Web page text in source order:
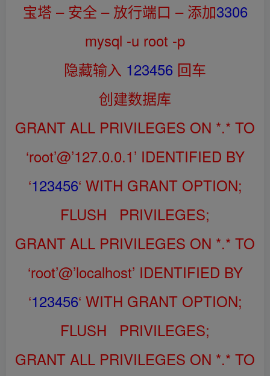
宝塔 – 安全 – 放行端口 – 添加3306
mysql -u root -p
隐藏输入 123456 回车
创建数据库
GRANT ALL PRIVILEGES ON *.* TO
‘root’@’127.0.0.1’ IDENTIFIED BY
‘123456‘ WITH GRANT OPTION;
FLUSH PRIVILEGES;
GRANT ALL PRIVILEGES ON *.* TO
‘root’@’localhost’ IDENTIFIED BY
‘123456‘ WITH GRANT OPTION;
FLUSH PRIVILEGES;
GRANT ALL PRIVILEGES ON *.* TO